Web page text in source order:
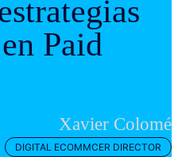
Paid
Xavier Colomé
DIGITAL ECOMMCER DIRECTOR